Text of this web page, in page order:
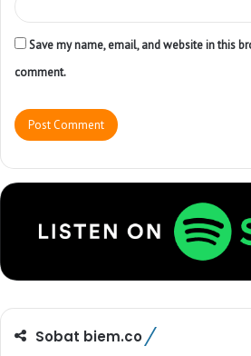
Save my name, email, and website in this
comment.
Sobat biem.co